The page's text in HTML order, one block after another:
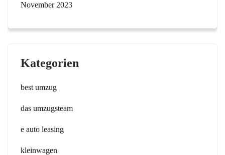
November 2023
Kategorien
best umzug
das umzugsteam
e auto leasing
kleinwagen